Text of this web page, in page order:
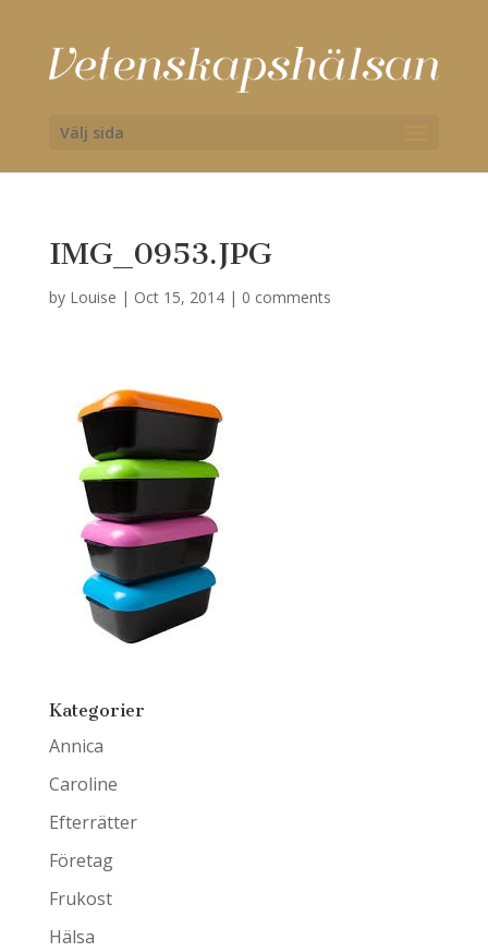
Välj sida
IMG_0953.JPG
by Louise | Oct 15, 2014| 0 comments
Kategorier
Annica
Caroline
Efterrätter
Företag
Frukost
Hälsa